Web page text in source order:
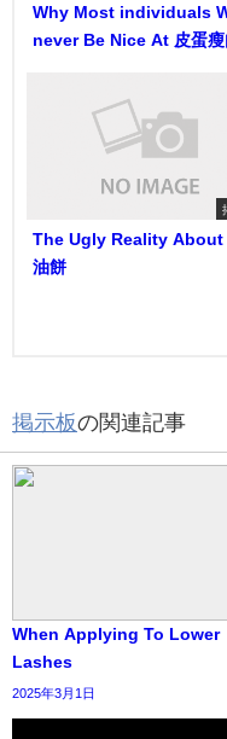
Why Most individuals
never Be Nice At 皮蛋瘦
The Ugly Reality About
油餅
掲示板の関連記事
When Applying To Lower
Lashes
2025年3月1日